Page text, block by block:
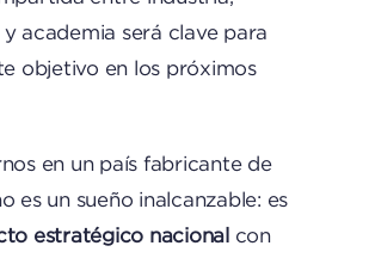
academia será clave para
objetivo en los próximos
en un país fabricante de
es un sueño inalcanzable: es
estratégico nacional con